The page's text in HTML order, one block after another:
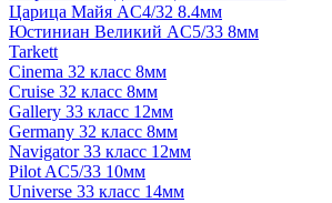
Царица Майя AC4/32 8.4мм
Юстиниан Великий AC5/33 8мм
Tarkett
Cinema 32 класс 8мм
Cruise 32 класс 8мм
Gallery 33 класс 12мм
Germany 32 класс 8мм
Navigator 33 класс 12мм
Pilot AC5/33 10мм
Universe 33 класс 14мм